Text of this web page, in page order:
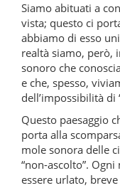
Siamo abituati a
vista; questo ci
abbiamo di esso
realtà siamo, però,
sonoro che
e che, spesso,
dell’impossibilità di
Questo paesaggio
porta alla
mole sonora delle
“non-ascolto”.
essere urlato,